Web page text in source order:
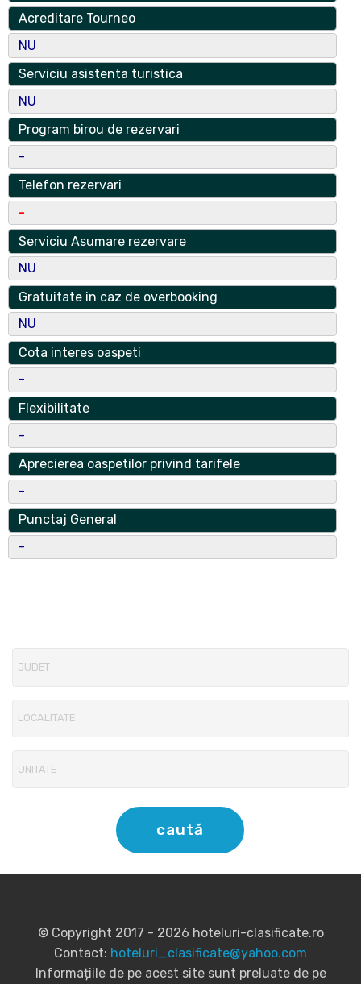
Numar locuri
8
Adresa
str. D.R. Ioanitescu, nr. 3
Localitate
Localitate Componenta
Judet
Giurgiu
Tip Operator Economic
Societate cu Raspundere Limitata
Operator Economic
nr. reg. com
CUI
Numar certificat clasificare
Acreditare Tourneo
NU
Serviciu asistenta turistica
NU
Program birou de rezervari
-
Telefon rezervari
-
Serviciu Asumare rezervare
NU
Gratuitate in caz de overbooking
NU
Cota interes oaspeti
-
Flexibilitate
-
Aprecierea oaspetilor privind tarifele
-
Punctaj General
-
caută
© Copyright 2017 - 2026 hoteluri-clasificate.ro
Contact: hoteluri_clasificate@yahoo.com
Informațiile de pe acest site sunt preluate de pe